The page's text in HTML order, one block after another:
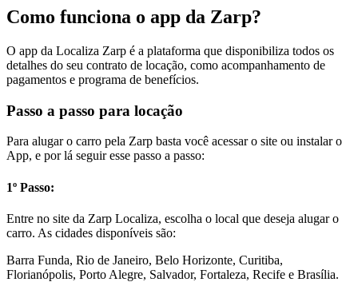
Como funciona o app da Zarp?
O app da Localiza Zarp é a plataforma que disponibiliza todos os
detalhes do seu contrato de locação, como acompanhamento de
pagamentos e programa de benefícios.
Passo a passo para locação
Para alugar o carro pela Zarp basta você acessar o site ou instalar o
App, e por lá seguir esse passo a passo:
1º Passo:
Entre no site da Zarp Localiza, escolha o local que deseja alugar o
carro. As cidades disponíveis são:
Barra Funda, Rio de Janeiro, Belo Horizonte, Curitiba,
Florianópolis, Porto Alegre, Salvador, Fortaleza, Recife e Brasília.